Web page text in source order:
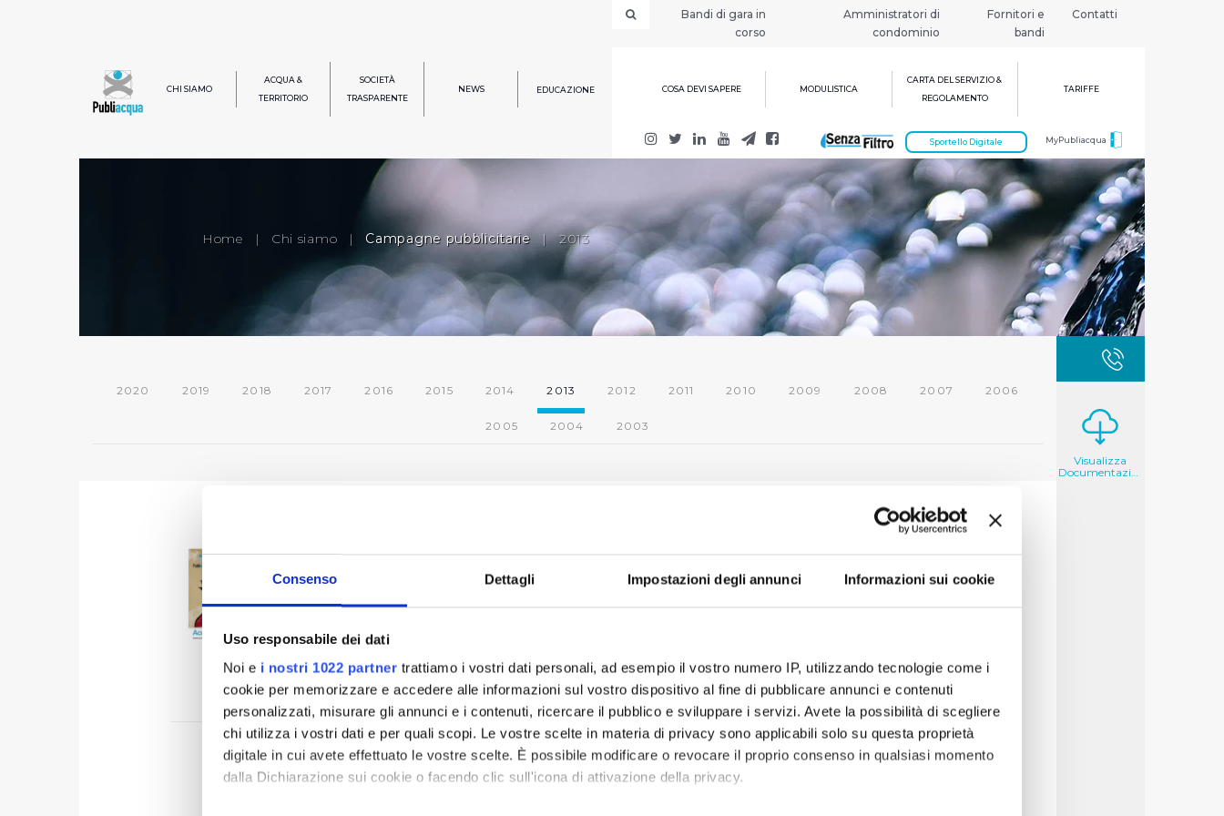
Consenso Dettagli Impostazioni degli annunci Informazioni sui cookie
Uso responsabile dei dati
Noi e i nostri 1022 partner trattiamo i vostri dati personali, ad esempio il vostro numero IP, utilizzando tecnologie come i
cookie per memorizzare e accedere alle informazioni sul vostro dispositivo al fine di pubblicare annunci e contenuti
personalizzati, misurare gli annunci e i contenuti, ricercare il pubblico e sviluppare i servizi. Avete la possibilità di scegliere
chi utilizza i vostri dati e per quali scopi. Le vostre scelte in materia di privacy sono applicabili solo su questa proprietà
digitale in cui avete effettuato le vostre scelte. È possibile modificare o revocare il proprio consenso in qualsiasi momento
dalla Dichiarazione sui cookie o facendo clic sull'icona di attivazione della privacy.
Bandi di gara in
corso
Amministratori di
condominio
Fornitori e
bandi
Contatti
CHI SIAMO
ACQUA &
TERRITORIO
SOCIETÀ
TRASPARENTE
NEWS EDUCAZIONE COSA DEVI SAPERE MODULISTICA
CARTA DEL SERVIZIO &
REGOLAMENTO
TARIFFE
MyPubliacqua
Sportello Digitale
Home | Chi siamo | Campagne pubblicitarie | 2013
2020 2019 2018 2017 2016 2015 2014 2013 2012 2011 2010 2009 2008 2007 2006
2005 2004 2003
La nuova campagna di Publiacqua per la qualità dell'acqua del rubinetto.
Protagonista Paolo Hendel nei panni di Dante Alighieri e Leonardo da
Torri.
VISUALIZZA DOCUMENTI
Visualizza
Documentazione